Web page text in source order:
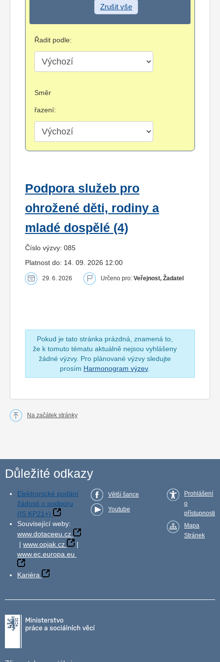
Zrušit vše
Řadit podle:
Směr
řazení:
Podpora služeb pro
ohrožené děti, rodiny a
mladé dospělé (4)
Číslo výzvy: 085
Platnost do: 14. 09. 2026 12:00
29. 6. 2026 Určeno pro: Veřejnost, Žadatel
Pokud je tato stránka prázdná, znamená to,
že k tomuto tématu aktuálně nejsou vyhlášeny
žádné výzvy. Pro plánované výzvy sledujte
prosím Harmonogram výzev.
Na začátek stránky
Důležité odkazy
Elektronické podání
žádosti o podporu
(IS KP21+)
Související weby:
www.dotaceeu.cz
| www.opjak.cz
|
www.ec.europa.eu
Kariéra
Větší šance
Youtube
Prohlášení
o
přístupnosti
Mapa
Stránek